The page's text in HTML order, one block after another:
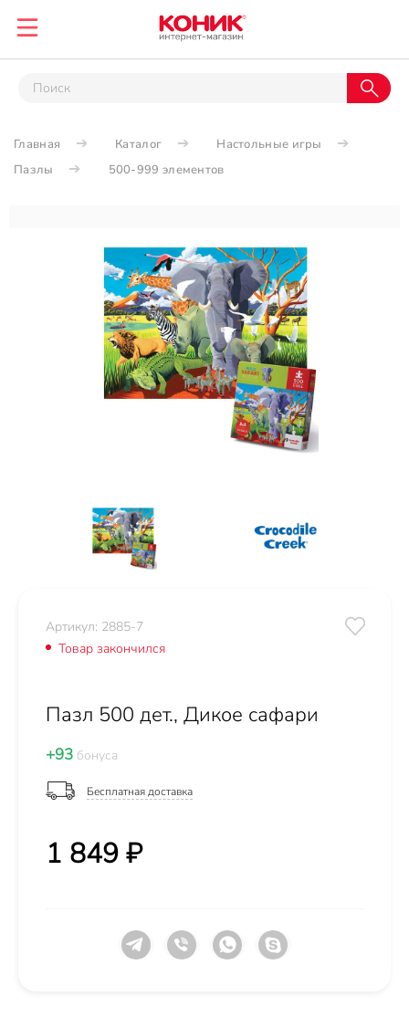
Главная Каталог
Настольные игры
Пазлы
500-999 элементов
Артикул: 2885-7
Товар закончился
Пазл 500 дет., Дикое сафари
+93 бонуса
Бесплатная доставка
1 849 ₽